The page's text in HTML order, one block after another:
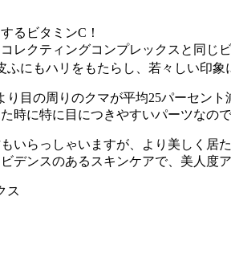
るビタミンC！
レクティングコンプレックスと同じ
にもハリをもたらし、若々しい印象
目の周りのクマが平均25パーセント
時に特に目につきやすいパーツな
いらっしゃいますが、より美しく
デンスのあるスキンケアで、美人度
ス